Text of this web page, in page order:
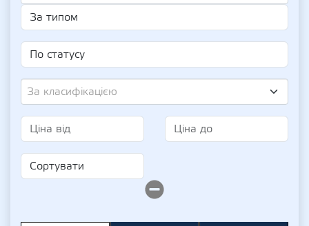
За класифікацією